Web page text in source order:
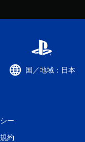
国／地域：日本
ー
約